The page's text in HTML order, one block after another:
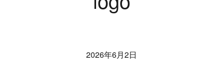
2026年6月2日